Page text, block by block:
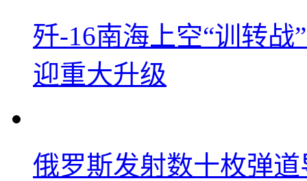
歼-16南海上空“训转
迎重大升级
俄罗斯发射数十枚弹